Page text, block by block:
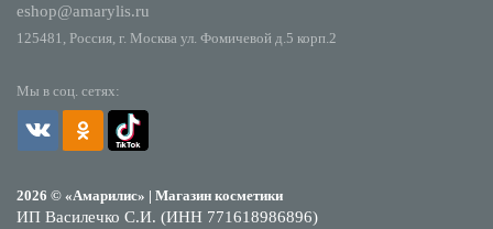
Мы в соц. сетях:
2026 © «Амарилис» | Магазин косметики
ИП Василечко С.И. (ИНН 771618986896)
eshop@amarylis.ru
125481, Россия, г. Москва ул. Фомичевой д.5 корп.2